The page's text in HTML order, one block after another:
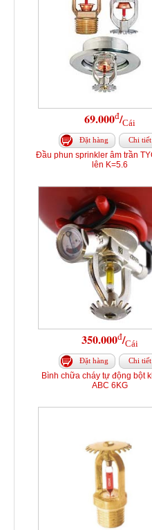
69.000đ/Cái
Đặt hàng Chi tiết
Đầu phun sprinkler âm trần
lên K=5.6
350.000đ/Cái
Đặt hàng Chi tiết
Bình chữa cháy tự động bột
ABC 6KG